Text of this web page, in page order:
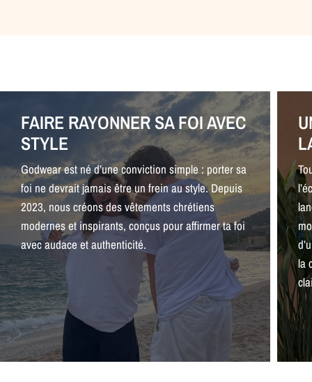
FAIRE RAYONNER SA FOI AVEC
STYLE
Godwear est né d’une conviction simple : porter sa
foi ne devrait jamais être un frein au style. Depuis
2023, nous créons des vêtements chrétiens
modernes et inspirants, conçus pour affirmer ta foi
avec audace et authenticité.
la